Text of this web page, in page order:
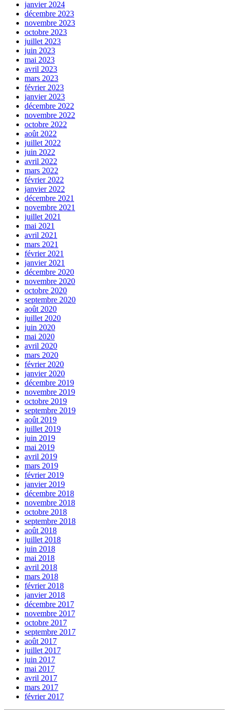
janvier 2024
décembre 2023
novembre 2023
octobre 2023
juillet 2023
juin 2023
mai 2023
avril 2023
mars 2023
février 2023
janvier 2023
décembre 2022
novembre 2022
octobre 2022
août 2022
juillet 2022
juin 2022
avril 2022
mars 2022
février 2022
janvier 2022
décembre 2021
novembre 2021
juillet 2021
mai 2021
avril 2021
mars 2021
février 2021
janvier 2021
décembre 2020
novembre 2020
octobre 2020
septembre 2020
août 2020
juillet 2020
juin 2020
mai 2020
avril 2020
mars 2020
février 2020
janvier 2020
décembre 2019
novembre 2019
octobre 2019
septembre 2019
août 2019
juillet 2019
juin 2019
mai 2019
avril 2019
mars 2019
février 2019
janvier 2019
décembre 2018
novembre 2018
octobre 2018
septembre 2018
août 2018
juillet 2018
juin 2018
mai 2018
avril 2018
mars 2018
février 2018
janvier 2018
décembre 2017
novembre 2017
octobre 2017
septembre 2017
août 2017
juillet 2017
juin 2017
mai 2017
avril 2017
mars 2017
février 2017